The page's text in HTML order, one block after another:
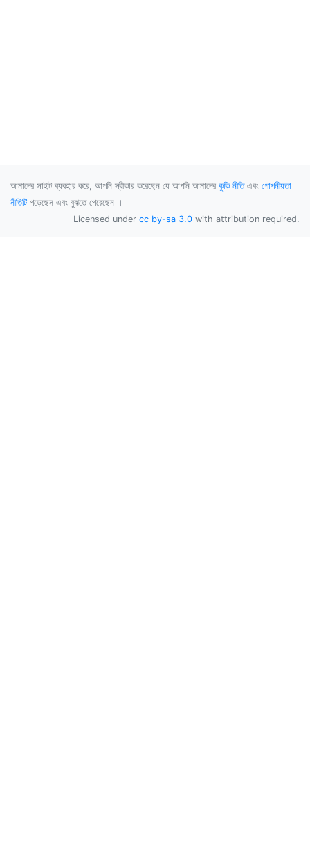
আমাদের সাইট ব্যবহার করে, আপনি স্বীকার করেছেন যে আপনি আমাদের কুকি নীতিএবং গোপনীয়তা
নীতিটি পড়েছেন এবং বুঝতে পেরেছেন ।
Licensed under cc by-sa 3.0 with attribution required.